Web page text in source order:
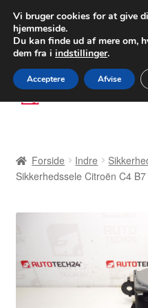
FEDEX
80 82 72 02
Spring
til
Spring
til
Betalinger
Forside Indre
Sikkerhedssele Citroën C4
Vi bruger cookies for at give
hjemmeside.
Du kan finde ud af mere om,
dem fra i indstillinger.
Acceptere Afvise